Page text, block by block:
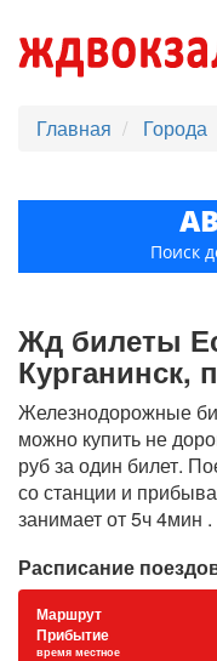
Главная Города
Поиск
Жд билеты
Курганинск,
Железнодорожные
можно купить не
руб за один билет.
со станции и
занимает от 5ч 4мин .
Расписание
Маршрут
Прибытие
время местное